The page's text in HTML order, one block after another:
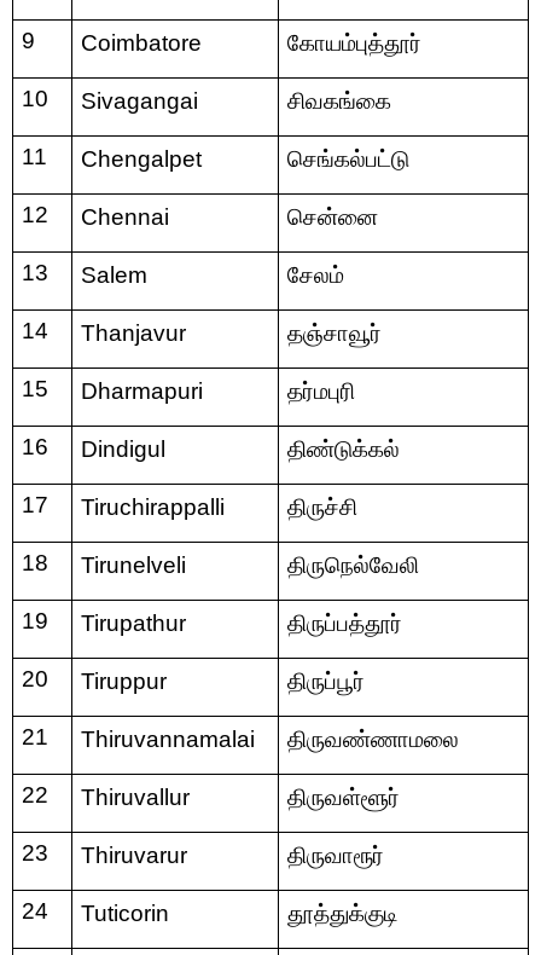
9 Coimbatore கோயம்புத்தூர்
10 Sivagangai சிவகங்கை
11 Chengalpet செங்கல்பட்டு
12 Chennai சென்னை
13 Salem சேலம்
14 Thanjavur தஞ்சாவூர்
15 Dharmapuri தர்மபுரி
16 Dindigul திண்டுக்கல்
17 Tiruchirappalli திருச்சி
18 Tirunelveli திருநெல்வேலி
19 Tirupathur திருப்பத்தூர்
20 Tiruppur திருப்பூர்
21 Thiruvannamalai திருவண்ணாமலை
22 Thiruvallur திருவள்ளூர்
23 Thiruvarur திருவாரூர்
24 Tuticorin தூத்துக்குடி